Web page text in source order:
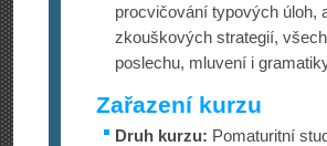
procvičování typových úloh,
zkouškových strategií,
poslechu, mluvení i
Zařazení kurzu
Druh kurzu: Pomaturitní